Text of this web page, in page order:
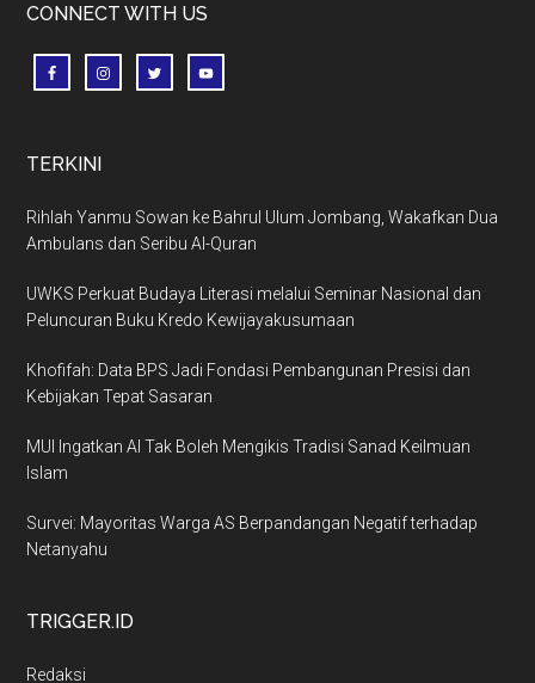
CONNECT WITH US
TERKINI
Rihlah Yanmu Sowan ke Bahrul Ulum Jombang, Wakafkan Dua
Ambulans dan Seribu Al-Quran
UWKS Perkuat Budaya Literasi melalui Seminar Nasional dan
Peluncuran Buku Kredo Kewijayakusumaan
Khofifah: Data BPS Jadi Fondasi Pembangunan Presisi dan
Kebijakan Tepat Sasaran
MUI Ingatkan AI Tak Boleh Mengikis Tradisi Sanad Keilmuan
Islam
Survei: Mayoritas Warga AS Berpandangan Negatif terhadap
Netanyahu
TRIGGER.ID
Redaksi